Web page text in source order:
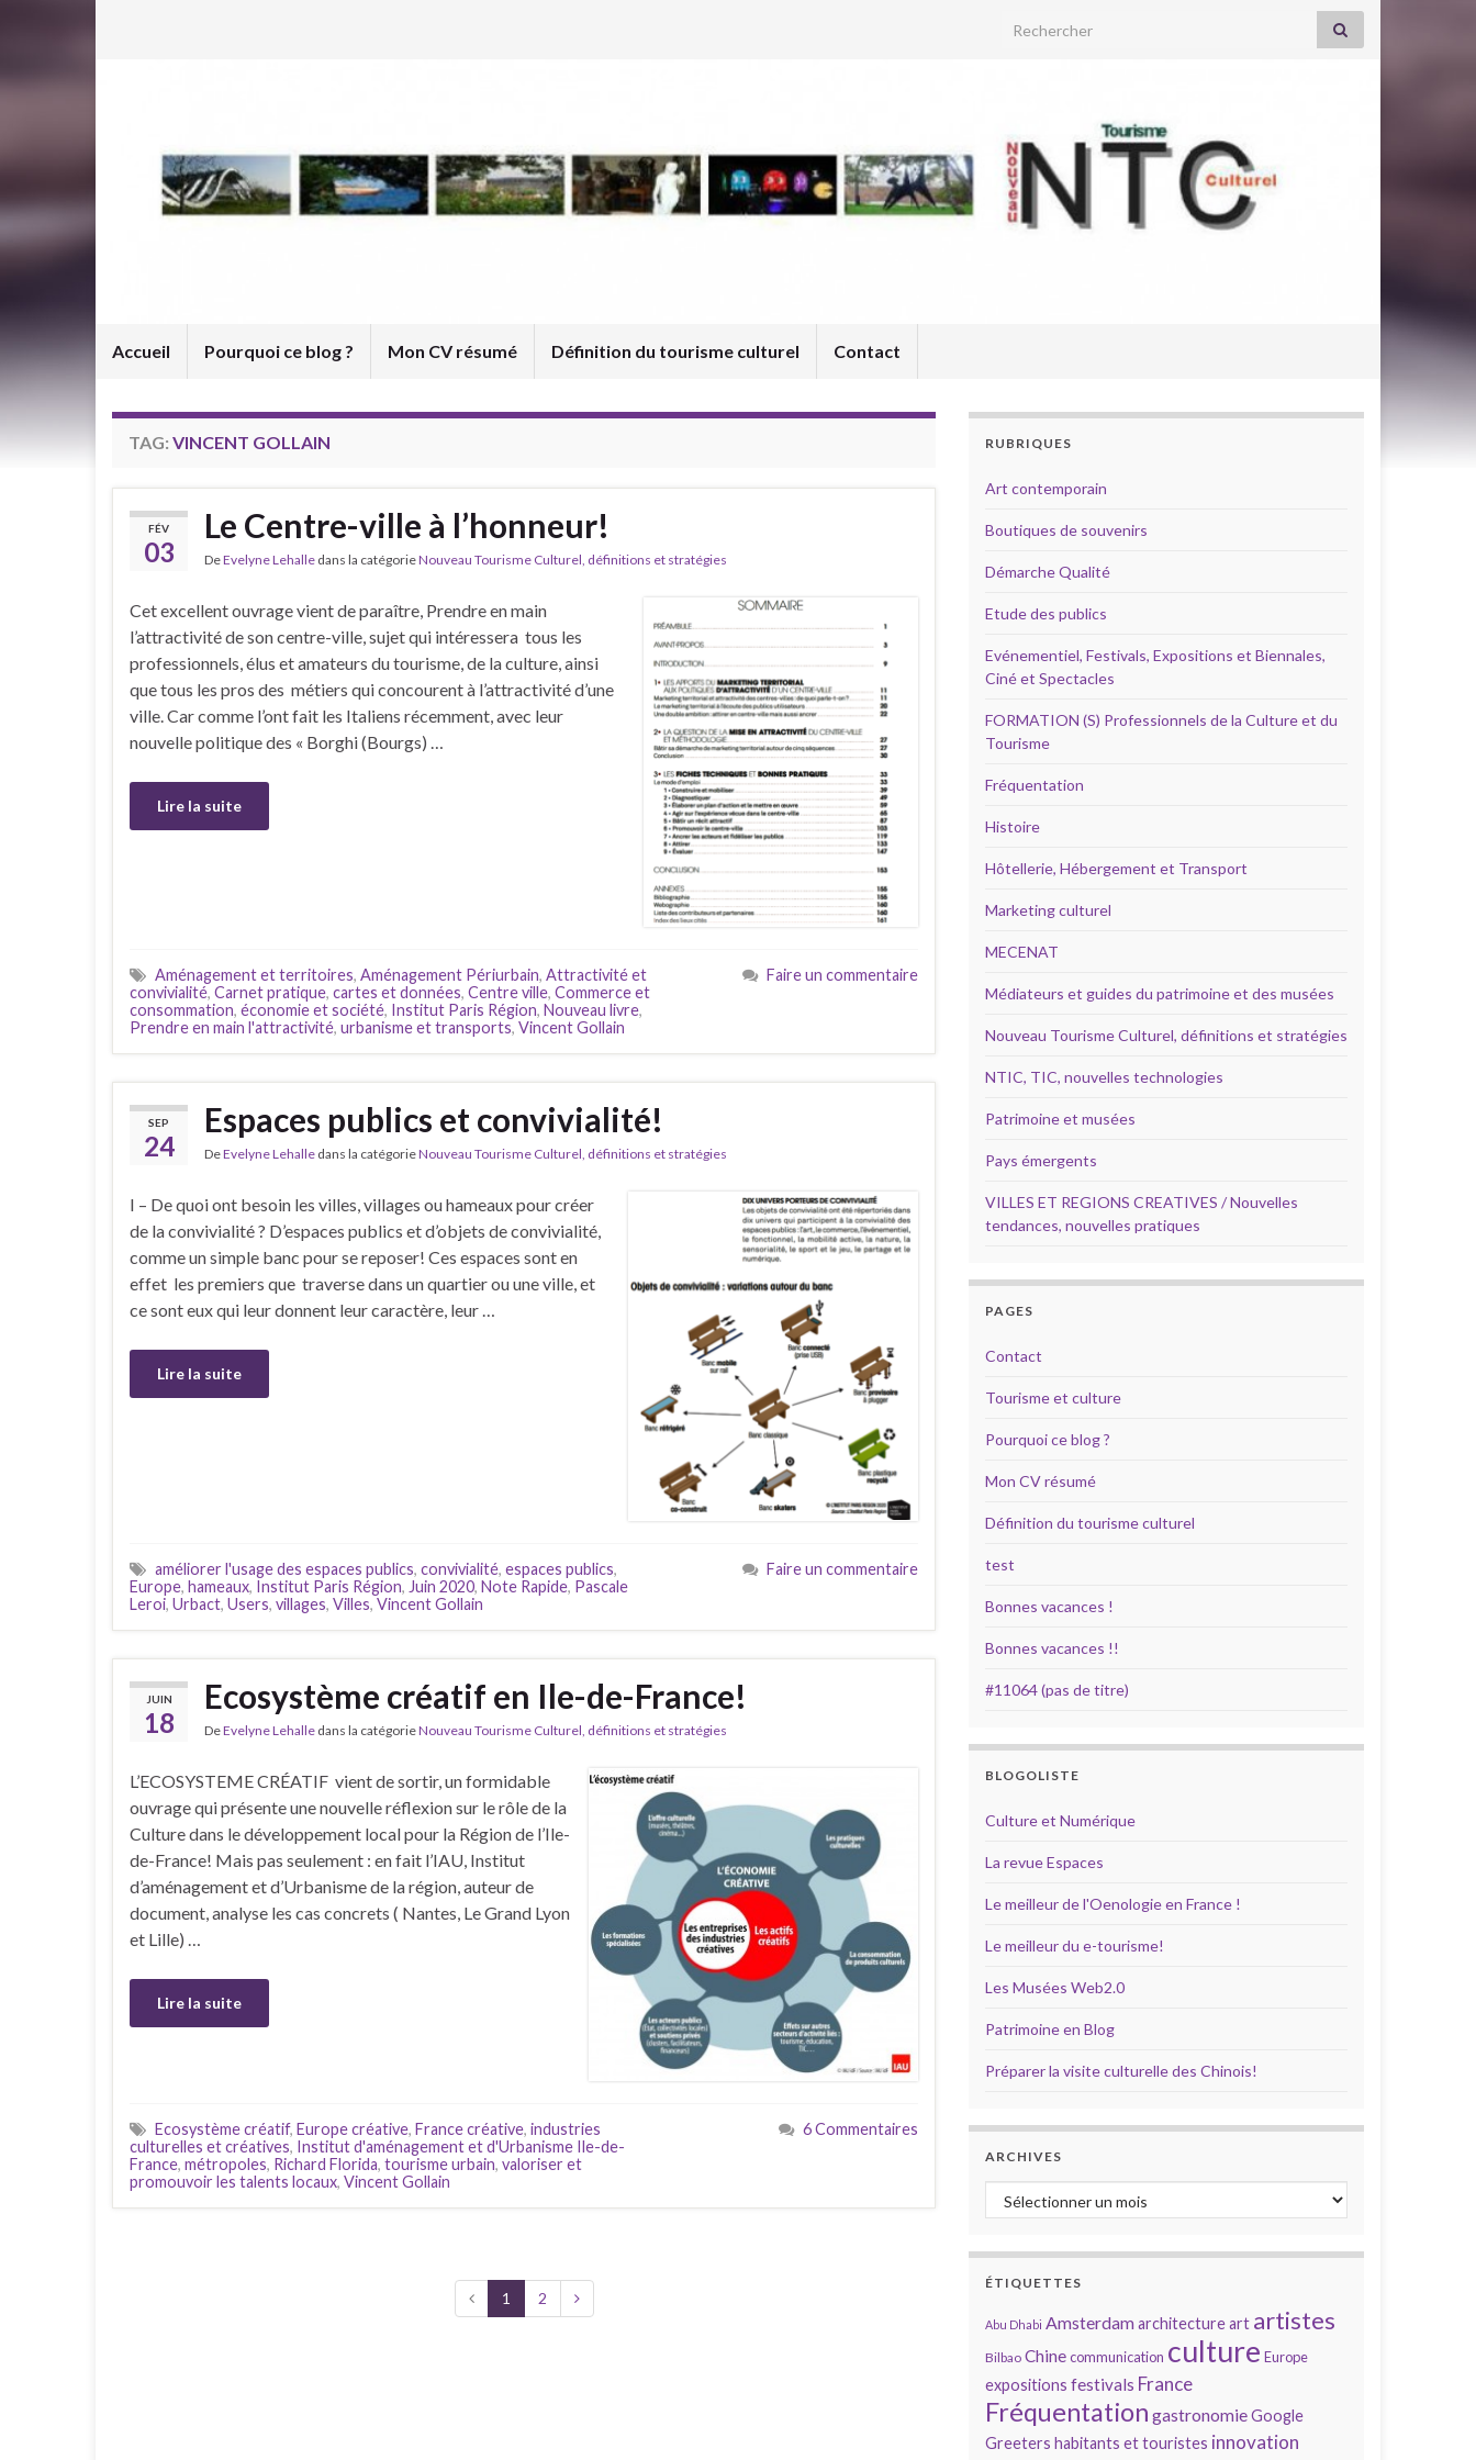
Search for:
Accueil Pourquoi ce blog ? Mon CV résumé Définition du tourisme culturel Contact
TAG: VINCENT GOLLAIN
FÉV
03
Le Centre-ville à l’honneur!
DeEvelyne Lehalle dans la catégorieNouveau Tourisme Culturel, définitions et stratégies
Cet excellent ouvrage vient de paraître, Prendre en main
l’attractivité de son centre-ville, sujet qui intéressera tous les
professionnels, élus et amateurs du tourisme, de la culture, ainsi
que tous les pros des métiers qui concourent à l’attractivité d’une
ville. Car comme l’ont fait les Italiens récemment, avec leur
nouvelle politique des « Borghi (Bourgs) …
Lire la suite
Aménagement et territoires, Aménagement Périurbain, Attractivité et
convivialité, Carnet pratique, cartes et données, Centre ville, Commerce et
consommation, économie et société, Institut Paris Région, Nouveau livre,
Prendre en main l'attractivité, urbanisme et transports, Vincent Gollain
Faire un commentaire
SEP
24
Espaces publics et convivialité!
DeEvelyne Lehalle dans la catégorieNouveau Tourisme Culturel, définitions et stratégies
I – De quoi ont besoin les villes, villages ou hameaux pour créer
de la convivialité ? D’espaces publics et d’objets de convivialité,
comme un simple banc pour se reposer! Ces espaces sont en
effet les premiers que traverse dans un quartier ou une ville, et
ce sont eux qui leur donnent leur caractère, leur …
Lire la suite
améliorer l'usage des espaces publics, convivialité, espaces publics,
Europe, hameaux, Institut Paris Région, Juin 2020, Note Rapide, Pascale
Leroi, Urbact, Users, villages, Villes, Vincent Gollain
Faire un commentaire
JUIN
18
Ecosystème créatif en Ile-de-France!
DeEvelyne Lehalle dans la catégorieNouveau Tourisme Culturel, définitions et stratégies
L’ECOSYSTEME CRÉATIF vient de sortir, un formidable
ouvrage qui présente une nouvelle réflexion sur le rôle de la
Culture dans le développement local pour la Région de l’Ile-
de-France! Mais pas seulement : en fait l’IAU, Institut
d’aménagement et d’Urbanisme de la région, auteur de
document, analyse les cas concrets ( Nantes, Le Grand Lyon
et Lille) …
Lire la suite
Ecosystème créatif, Europe créative, France créative, industries
culturelles et créatives, Institut d'aménagement et d'Urbanisme Ile-de-
France, métropoles, Richard Florida, tourisme urbain, valoriser et
promouvoir les talents locaux, Vincent Gollain
6 Commentaires
1 2
RUBRIQUES
Art contemporain
Boutiques de souvenirs
Démarche Qualité
Etude des publics
Evénementiel, Festivals, Expositions et Biennales,
Ciné et Spectacles
FORMATION (S) Professionnels de la Culture et du
Tourisme
Fréquentation
Histoire
Hôtellerie, Hébergement et Transport
Marketing culturel
MECENAT
Médiateurs et guides du patrimoine et des musées
Nouveau Tourisme Culturel, définitions et stratégies
NTIC, TIC, nouvelles technologies
Patrimoine et musées
Pays émergents
VILLES ET REGIONS CREATIVES / Nouvelles
tendances, nouvelles pratiques
PAGES
Contact
Tourisme et culture
Pourquoi ce blog ?
Mon CV résumé
Définition du tourisme culturel
test
Bonnes vacances !
Bonnes vacances !!
#11064 (pas de titre)
BLOGOLISTE
Culture et Numérique
La revue Espaces
Le meilleur de l'Oenologie en France !
Le meilleur du e-tourisme!
Les Musées Web2.0
Patrimoine en Blog
Préparer la visite culturelle des Chinois!
ARCHIVES
Archives
ÉTIQUETTES
Abu Dhabi Amsterdamarchitectureart artistes
Bilbao Chinecommunication culture Europe
expositions festivals France
Fréquentation gastronomieGoogle
Greeters habitants et touristes innovation